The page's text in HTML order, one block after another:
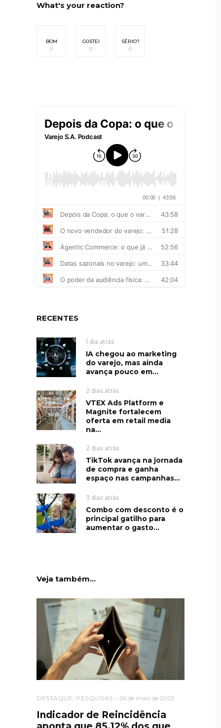
What's your reaction?
BOM
0
GOSTEI
0
SÉRIO?
0
RECENTES
1 dia atrás
IA chegou ao marketing
do varejo, mas ainda
avança pouco em...
2 dias atrás
VTEX Ads Platform e
Magnite fortalecem
oferta em retail media
na...
2 dias atrás
TikTok avança na jornada
de compra e ganha
espaço nas campanhas...
3 dias atrás
Combo com desconto é o
principal gatilho para
aumentar o gasto...
Veja também...
DESTAQUE PESQUISAS 26 de maio de 2025
Indicador de Reincidência